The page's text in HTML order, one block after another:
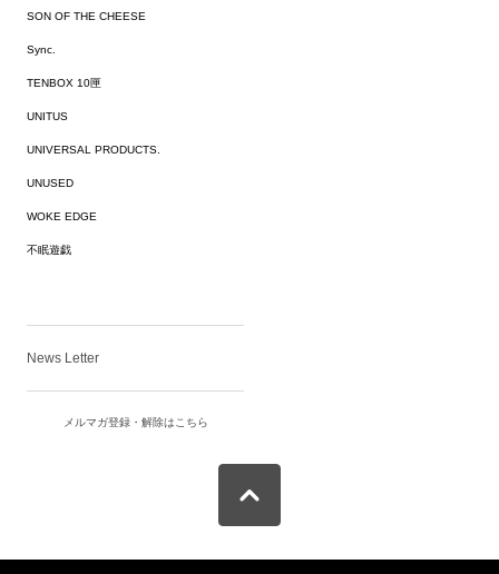
SON OF THE CHEESE
Sync.
TENBOX 10匣
UNITUS
UNIVERSAL PRODUCTS.
UNUSED
WOKE EDGE
不眠遊戯
News Letter
メルマガ登録・解除はこちら